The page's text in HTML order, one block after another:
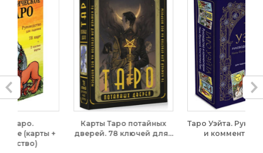
Карты Таро потайных
дверей. 78 ключей для...
Таро Уэйта. Руководство
и комментарии...